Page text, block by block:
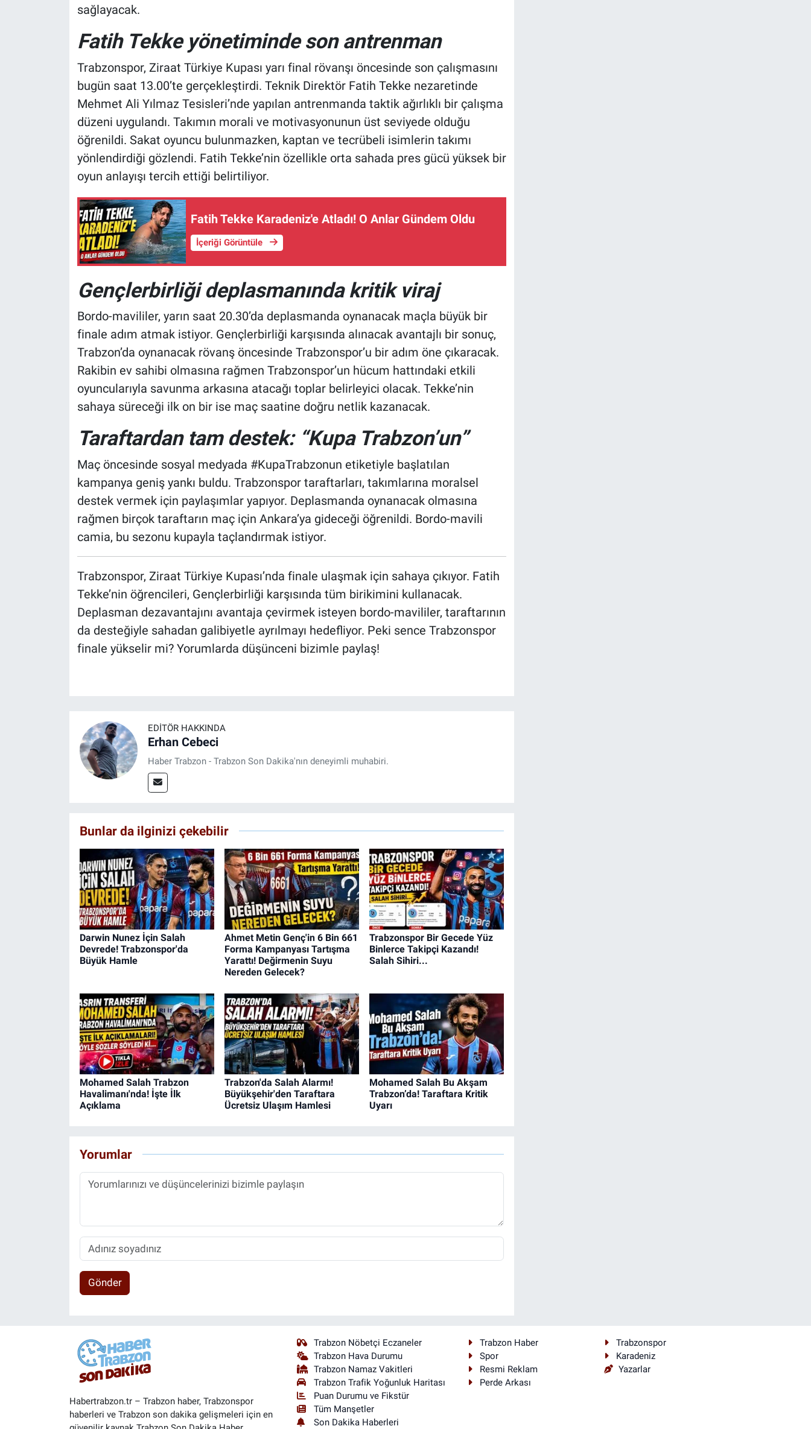
sağlayacak.
Fatih Tekke yönetiminde son antrenman
Trabzonspor, Ziraat Türkiye Kupası yarı final rövanşı öncesinde son çalışmasını
bugün saat 13.00’te gerçekleştirdi. Teknik Direktör Fatih Tekke nezaretinde
Mehmet Ali Yılmaz Tesisleri’nde yapılan antrenmanda taktik ağırlıklı bir çalışma
düzeni uygulandı. Takımın morali ve motivasyonunun üst seviyede olduğu
öğrenildi. Sakat oyuncu bulunmazken, kaptan ve tecrübeli isimlerin takımı
yönlendirdiği gözlendi. Fatih Tekke’nin özellikle orta sahada pres gücü yüksek bir
oyun anlayışı tercih ettiği belirtiliyor.
Fatih Tekke Karadeniz'e Atladı! O Anlar Gündem Oldu
İçeriği Görüntüle
Gençlerbirliği deplasmanında kritik viraj
Bordo-mavililer, yarın saat 20.30’da deplasmanda oynanacak maçla büyük bir
finale adım atmak istiyor. Gençlerbirliği karşısında alınacak avantajlı bir sonuç,
Trabzon’da oynanacak rövanş öncesinde Trabzonspor’u bir adım öne çıkaracak.
Rakibin ev sahibi olmasına rağmen Trabzonspor’un hücum hattındaki etkili
oyuncularıyla savunma arkasına atacağı toplar belirleyici olacak. Tekke’nin
sahaya süreceği ilk on bir ise maç saatine doğru netlik kazanacak.
Taraftardan tam destek: “Kupa Trabzon’un”
Maç öncesinde sosyal medyada #KupaTrabzonun etiketiyle başlatılan
kampanya geniş yankı buldu. Trabzonspor taraftarları, takımlarına moralsel
destek vermek için paylaşımlar yapıyor. Deplasmanda oynanacak olmasına
rağmen birçok taraftarın maç için Ankara’ya gideceği öğrenildi. Bordo-mavili
camia, bu sezonu kupayla taçlandırmak istiyor.
Trabzonspor, Ziraat Türkiye Kupası’nda finale ulaşmak için sahaya çıkıyor. Fatih
Tekke’nin öğrencileri, Gençlerbirliği karşısında tüm birikimini kullanacak.
Deplasman dezavantajını avantaja çevirmek isteyen bordo-mavililer, taraftarının
da desteğiyle sahadan galibiyetle ayrılmayı hedefliyor. Peki sence Trabzonspor
finale yükselir mi? Yorumlarda düşünceni bizimle paylaş!
EDITÖR HAKKINDA
Erhan Cebeci
Haber Trabzon - Trabzon Son Dakika'nın deneyimli muhabiri.
Bunlar da ilginizi çekebilir
Darwin Nunez İçin Salah
Devrede! Trabzonspor'da
Büyük Hamle
Ahmet Metin Genç'in 6 Bin 661
Forma Kampanyası Tartışma
Yarattı! Değirmenin Suyu
Nereden Gelecek?
Trabzonspor Bir Gecede Yüz
Binlerce Takipçi Kazandı!
Salah Sihiri...
Mohamed Salah Trabzon
Havalimanı'nda! İşte İlk
Açıklama
Trabzon'da Salah Alarmı!
Büyükşehir'den Taraftara
Ücretsiz Ulaşım Hamlesi
Mohamed Salah Bu Akşam
Trabzon’da! Taraftara Kritik
Uyarı
Yorumlar
Gönder
Habertrabzon.tr – Trabzon haber, Trabzonspor
haberleri ve Trabzon son dakika gelişmeleri için en
Trabzon Nöbetçi Eczaneler
Trabzon Hava Durumu
Trabzon Namaz Vakitleri
Trabzon Trafik Yoğunluk Haritası
Puan Durumu ve Fikstür
Tüm Manşetler
Son Dakika Haberleri
Trabzon Haber
Trabzonspor
Spor
Karadeniz
Resmi Reklam
Yazarlar
Perde Arkası